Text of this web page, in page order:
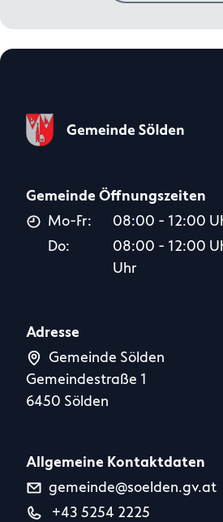
Gemeinde Öffnungszeiten
Mo-Fr:
08:00 - 12:00
Do:
08:00 - 12:00
Uhr
Adresse
Gemeinde Sölden
Gemeindestraße 1
6450 Sölden
Allgemeine Kontaktdaten
gemeinde@soelden.gv.at
+43 5254 2225